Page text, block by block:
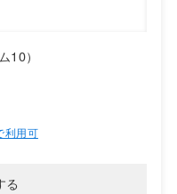
10）
利用可
る